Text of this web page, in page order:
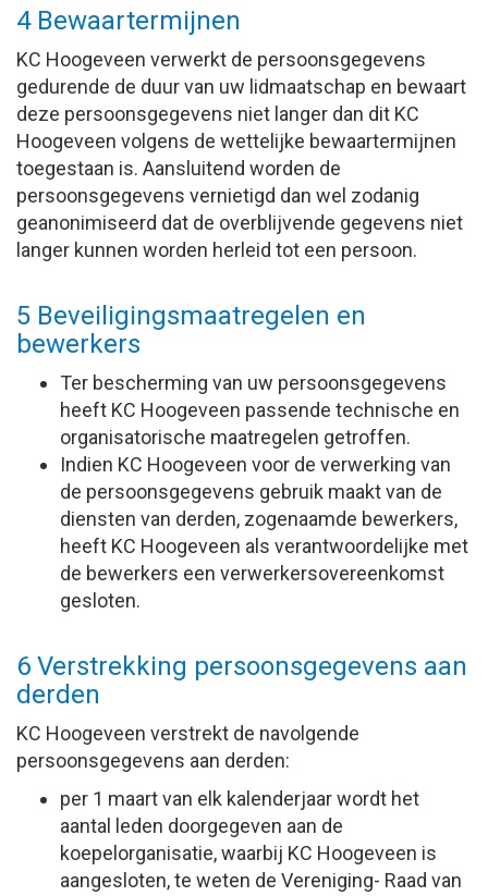
4 Bewaartermijnen
KC Hoogeveen verwerkt de persoonsgegevens
gedurende de duur van uw lidmaatschap en bewaart
deze persoonsgegevens niet langer dan dit KC
Hoogeveen volgens de wettelijke bewaartermijnen
toegestaan is. Aansluitend worden de
persoonsgegevens vernietigd dan wel zodanig
geanonimiseerd dat de overblijvende gegevens niet
langer kunnen worden herleid tot een persoon.
5 Beveiligingsmaatregelen en
bewerkers
Ter bescherming van uw persoonsgegevens
heeft KC Hoogeveen passende technische en
organisatorische maatregelen getroffen.
Indien KC Hoogeveen voor de verwerking van
de persoonsgegevens gebruik maakt van de
diensten van derden, zogenaamde bewerkers,
heeft KC Hoogeveen als verantwoordelijke met
de bewerkers een verwerkersovereenkomst
gesloten.
6 Verstrekking persoonsgegevens aan
derden
KC Hoogeveen verstrekt de navolgende
persoonsgegevens aan derden:
per 1 maart van elk kalenderjaar wordt het
aantal leden doorgegeven aan de
koepelorganisatie, waarbij KC Hoogeveen is
aangesloten, te weten de Vereniging- Raad van